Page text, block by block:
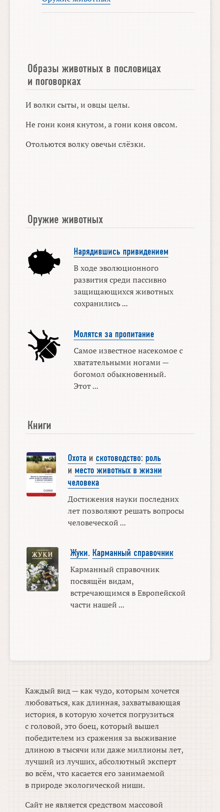
Образы животных в пословицах
и поговорках
И волки сыты, и овцы целы.
Не гони коня кнутом, а гони коня овсом.
Отольются волку овечьи слёзки.
Оружие животных
Нарядившись привидением
В ходе эволюционного
развития среди пассивно
защищающихся животных
сохранились ...
Молятся за пропитание
Самое известное насекомое с
хватательными ногами —
богомол обыкновенный.
Этот ...
Книги
Охота и скотоводство: роль
и место животных в жизни
человека
Достижения науки последних
лет позволяют решать вопросы
человеческой ...
Жуки. Карманный справочник
Карманный справочник
посвящён видам,
встречающимся в Европейской
части нашей ...
Каждый вид — как чудо, которым хочется
любоваться, как длинная, захватывающая
история, в которую хочется погрузиться
с головой, это боец, который вышел
победителем из сражения за выживание
длиною в тысячи или даже миллионы лет,
лучший из лучших, абсолютный эксперт
во всём, что касается его занимаемой
в природе экологической ниши.
Сайт не является средством массовой